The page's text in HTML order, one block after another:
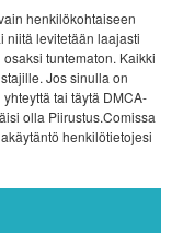
henkilökohtaiseen
niitä levitetään laajasti
tuntematon. Kaikki
Jos sinulla on
tai täytä DMCA-
olla Piirustus.Comissa
henkilötietojesi